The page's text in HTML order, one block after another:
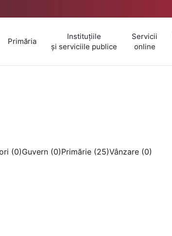
Primăria
Instituțiile
și serviciile publice
Servicii
online
(0)Guvern (0)Primărie (25)Vânzare (0)